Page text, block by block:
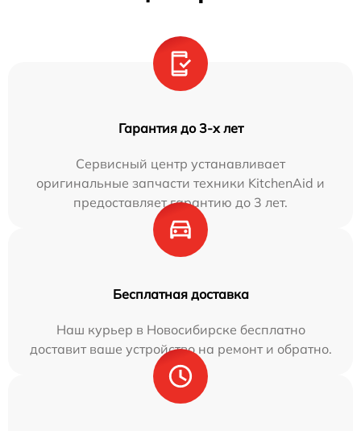
Гарантия до 3-х лет
Сервисный центр устанавливает
оригинальные запчасти техники KitchenAid и
предоставляет гарантию до 3 лет.
Бесплатная доставка
Наш курьер в Новосибирске бесплатно
доставит ваше устройство на ремонт и обратно.